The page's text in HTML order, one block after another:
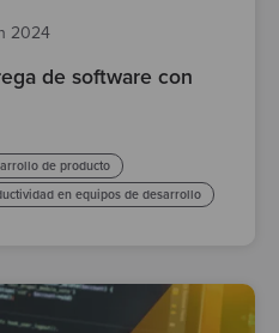
2024
de software con
de producto
en equipos de desarrollo